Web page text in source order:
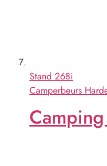
Stand 268i
Camperbeurs